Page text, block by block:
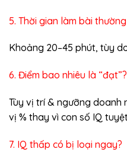
5. Thời gian làm bài
Khoảng 20–45 phút, tùy
6. Điểm bao nhiêu là “đạt”?
Tùy vị trí & ngưỡng
vị % thay vì con số IQ
7. IQ thấp có bị loại ngay?